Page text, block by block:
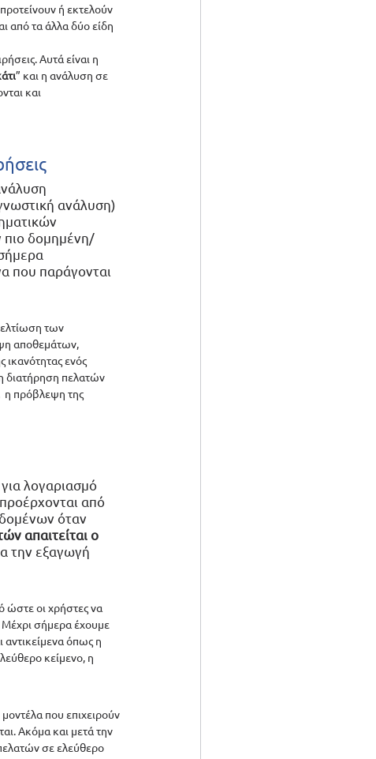
ή εκτελούν
από τα άλλα δύο είδη
Αυτά είναι η
” και η ανάλυση σε
και
ανάλυση)
πιο δομημένη/
που παράγονται
των
αποθεμάτων,
ενός
διατήρηση πελατών
η πρόβλεψη της
λογαριασμό
από
όταν
απαιτείται ο
την εξαγωγή
ώστε οι χρήστες να
σήμερα έχουμε
όπως η
κείμενο, η
που επιχειρούν
Ακόμα και μετά την
σε ελεύθερο